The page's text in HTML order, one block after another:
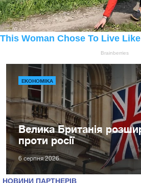
ЕКОНОМІКА
Велика Британія
проти росії
6 серпня 2026